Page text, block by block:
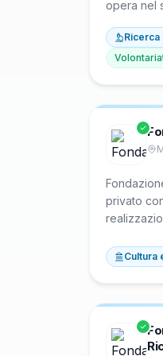
opera nel
per la
assiste
privato
Novara e
dell'arte e
alla
Cultura